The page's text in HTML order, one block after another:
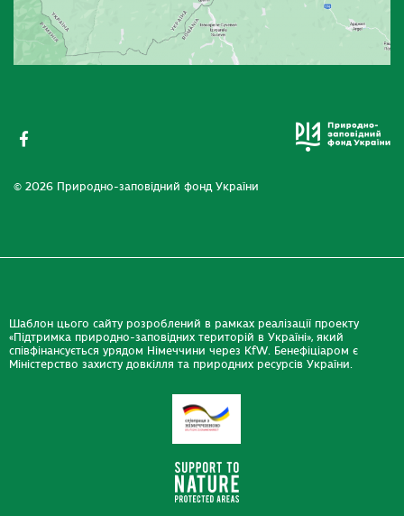
© 2026 Природно-заповідний фонд України
Шаблон цього сайту розроблений в рамках реалізації проекту
«Підтримка природно-заповідних територій в Україні», який
співфінансується урядом Німеччини через KfW. Бенефіціаром є
Міністерство захисту довкілля та природних ресурсів України.